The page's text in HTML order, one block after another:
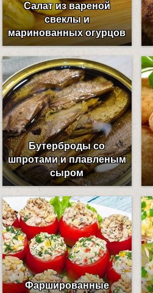
Салат из вареной
свеклы и
маринованных огурцов
Бутерброды со
шпротами и плавленым
сыром
Фаршированные